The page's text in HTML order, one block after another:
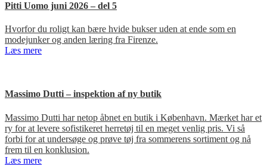
Pitti Uomo juni 2026 – del 5
Hvorfor du roligt kan bære hvide bukser uden at ende som en
modejunker og anden læring fra Firenze.
Læs mere
Massimo Dutti – inspektion af ny butik
Massimo Dutti har netop åbnet en butik i København. Mærket har et
ry for at levere sofistikeret herretøj til en meget venlig pris. Vi så
forbi for at undersøge og prøve tøj fra sommerens sortiment og nå
frem til en konklusion.
Læs mere